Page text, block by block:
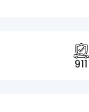
911